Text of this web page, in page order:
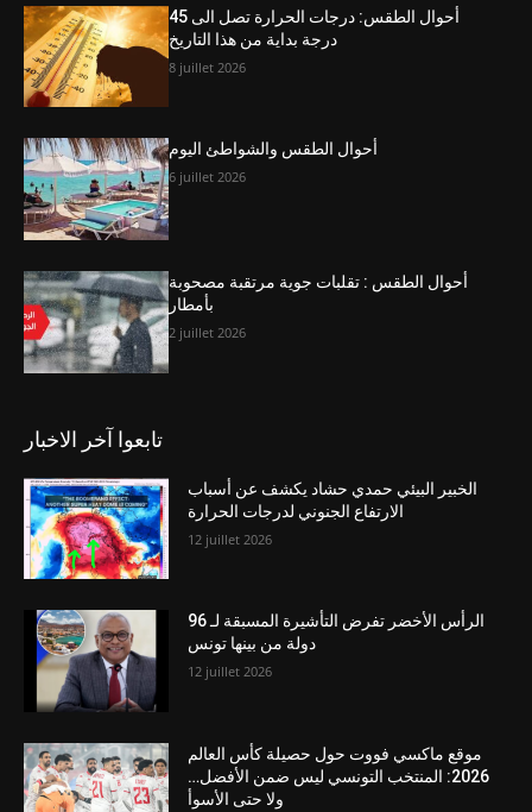
أحوال الطقس: درجات الحرارة تصل الى 45
درجة بداية من هذا التاريخ
8 juillet 2026
أحوال الطقس والشواطئ اليوم
6 juillet 2026
أحوال الطقس : تقلبات جوية مرتقبة مصحوبة
بأمطار
2 juillet 2026
تابعوا آخر الاخبار
الخبير البيئي حمدي حشاد يكشف عن أسباب
الارتفاع الجنوني لدرجات الحرارة
12 juillet 2026
الرأس الأخضر تفرض التأشيرة المسبقة لـ 96
دولة من بينها تونس
12 juillet 2026
موقع ماكسي فووت حول حصيلة كأس العالم
2026: المنتخب التونسي ليس ضمن الأفضل…
ولا حتى الأسوأ